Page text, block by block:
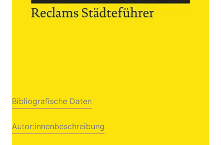
Buch 220 Seiten
Bibliografische Daten
Autor:innenbeschreibung